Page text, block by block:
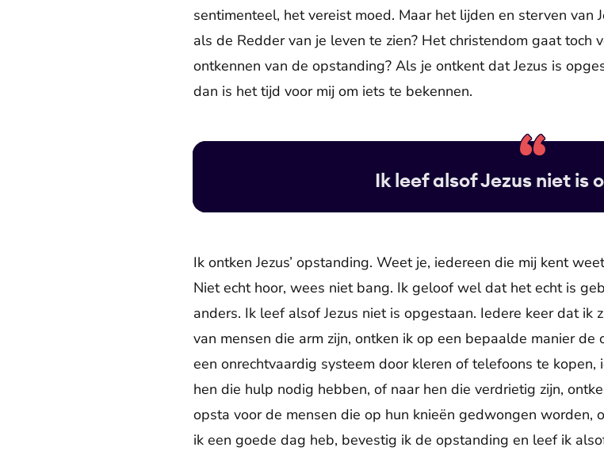
sentimenteel, het vereist moed. Maar het lijden en sterven van
als de Redder van je leven te zien? Het christendom gaat toch
ontkennen van de opstanding? Als je ontkent dat Jezus is
dan is het tijd voor mij om iets te bekennen.
Ik leef alsof Jezus niet is
Ik ontken Jezus’ opstanding. Weet je, iedereen die mij kent
Niet echt hoor, wees niet bang. Ik geloof wel dat het echt is
anders. Ik leef alsof Jezus niet is opgestaan. Iedere keer dat ik
van mensen die arm zijn, ontken ik op een bepaalde manier
een onrechtvaardig systeem door kleren of telefoons te
hen die hulp nodig hebben, of naar hen die verdrietig zijn,
opsta voor de mensen die op hun knieën gedwongen worden,
ik een goede dag heb, bevestig ik de opstanding en leef ik